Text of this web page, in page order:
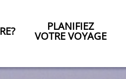
PLANIFIEZ
VOTRE VOYAGE